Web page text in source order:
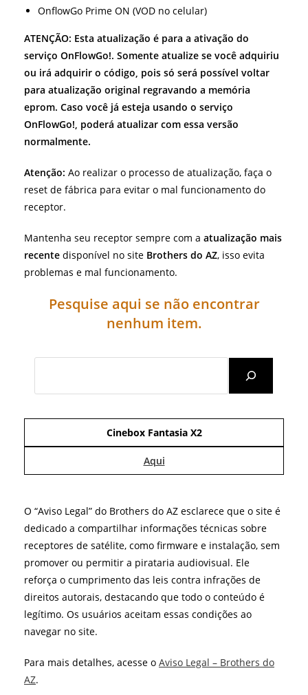
OnflowGo Prime ON (VOD no celular)
ATENÇÃO: Esta atualização é para a ativação do
serviço OnFlowGo!. Somente atualize se você adquiriu
ou irá adquirir o código, pois só será possível voltar
para atualização original regravando a memória
eprom. Caso você já esteja usando o serviço
OnFlowGo!, poderá atualizar com essa versão
normalmente.
Atenção: Ao realizar o processo de atualização, faça o
reset de fábrica para evitar o mal funcionamento do
receptor.
Mantenha seu receptor sempre com a atualização mais
recente disponível no site Brothers do AZ, isso evita
problemas e mal funcionamento.
Pesquise aqui se não encontrar
nenhum item.
Cinebox Fantasia X2
Aqui
O “Aviso Legal” do Brothers do AZ esclarece que o site é
dedicado a compartilhar informações técnicas sobre
receptores de satélite, como firmware e instalação, sem
promover ou permitir a pirataria audiovisual. Ele
reforça o cumprimento das leis contra infrações de
direitos autorais, destacando que todo o conteúdo é
legítimo. Os usuários aceitam essas condições ao
navegar no site.
Para mais detalhes, acesse o Aviso Legal – Brothers do
AZ.